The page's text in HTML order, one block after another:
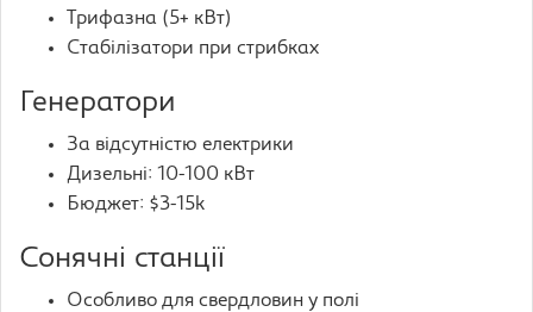
Трифазна (5+ кВт)
Стабілізатори при стрибках
Генератори
За відсутністю електрики
Дизельні: 10-100 кВт
Бюджет: $3-15k
Сонячні станції
Особливо для свердловин у полі